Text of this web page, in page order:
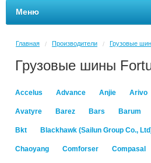
Меню
Главная / Производители / Грузовые
Грузовые шины
Accelus Advance Anjie Arivo
Avatyre Barez Bars Barum
Bkt Blackhawk (Sailun Group Co.,
Chaoyang Comforser Compasal